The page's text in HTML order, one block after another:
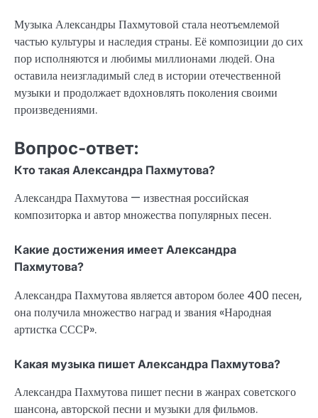
Музыка Александры Пахмутовой стала неотъемлемой
частью культуры и наследия страны. Её композиции до сих
пор исполняются и любимы миллионами людей. Она
оставила неизгладимый след в истории отечественной
музыки и продолжает вдохновлять поколения своими
произведениями.
Вопрос-ответ:
Кто такая Александра Пахмутова?
Александра Пахмутова — известная российская
композиторка и автор множества популярных песен.
Какие достижения имеет Александра
Пахмутова?
Александра Пахмутова является автором более 400 песен,
она получила множество наград и звания «Народная
артистка СССР».
Какая музыка пишет Александра Пахмутова?
Александра Пахмутова пишет песни в жанрах советского
шансона, авторской песни и музыки для фильмов.